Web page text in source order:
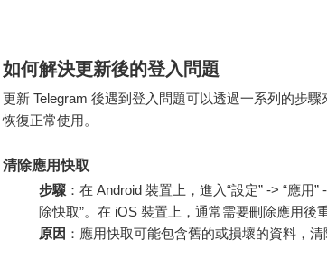
如何解決更新後的登入問題
更新 Telegram 後遇到登入問題可以透過一系列的步
恢復正常使用。
清除應用快取
步驟 ：在 Android 裝置上，進入“設定” -> “應用
除快取”。在 iOS 裝置上，通常需要刪除應用後
原因 ：應用快取可能包含舊的或損壞的資料，